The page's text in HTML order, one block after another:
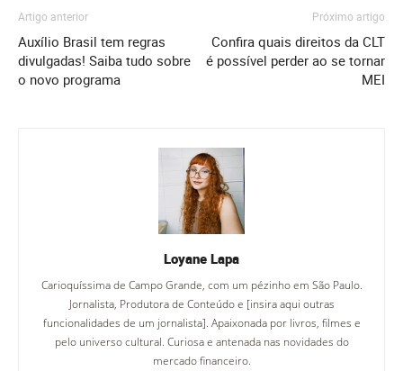
Artigo anterior
Auxílio Brasil tem regras
divulgadas! Saiba tudo sobre
o novo programa
Próximo artigo
Confira quais direitos da CLT
é possível perder ao se tornar
MEI
Loyane Lapa
Carioquíssima de Campo Grande, com um pézinho em São Paulo.
Jornalista, Produtora de Conteúdo e [insira aqui outras
funcionalidades de um jornalista]. Apaixonada por livros, filmes e
pelo universo cultural. Curiosa e antenada nas novidades do
mercado financeiro.